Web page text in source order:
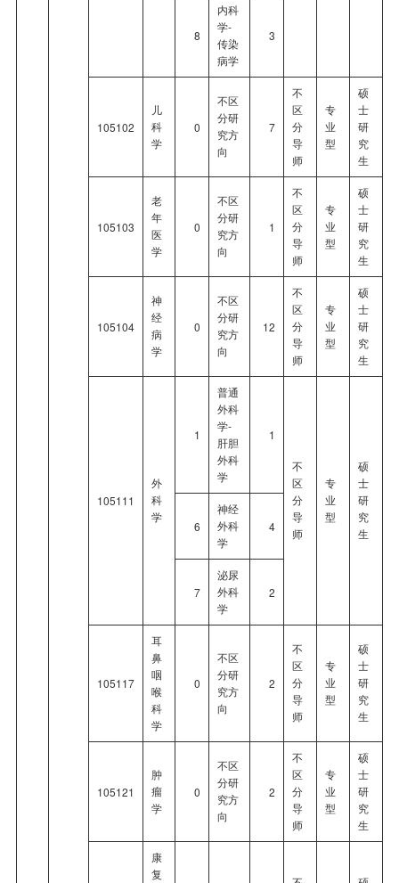
8
内科
学-
传染
病学
3
105102
儿
科
学
0
不区
分研
究方
向
7
不
区
分
导
师
专
业
型
硕
士
研
究
生
105103
老
年
医
学
0
不区
分研
究方
向
1
不
区
分
导
师
专
业
型
硕
士
研
究
生
105104
神
经
病
学
0
不区
分研
究方
向
12
不
区
分
导
师
专
业
型
硕
士
研
究
生
105111
外
科
学
1
普通
外科
学-
肝胆
外科
学
1
不
区
分
导
师
专
业
型
硕
士
研
究
生
6
神经
外科
学
4
7
泌尿
外科
学
2
105117
耳
鼻
咽
喉
科
学
0
不区
分研
究方
向
2
不
区
分
导
师
专
业
型
硕
士
研
究
生
105121
肿
瘤
学
0
不区
分研
究方
向
2
不
区
分
导
师
专
业
型
硕
士
研
究
生
康
复